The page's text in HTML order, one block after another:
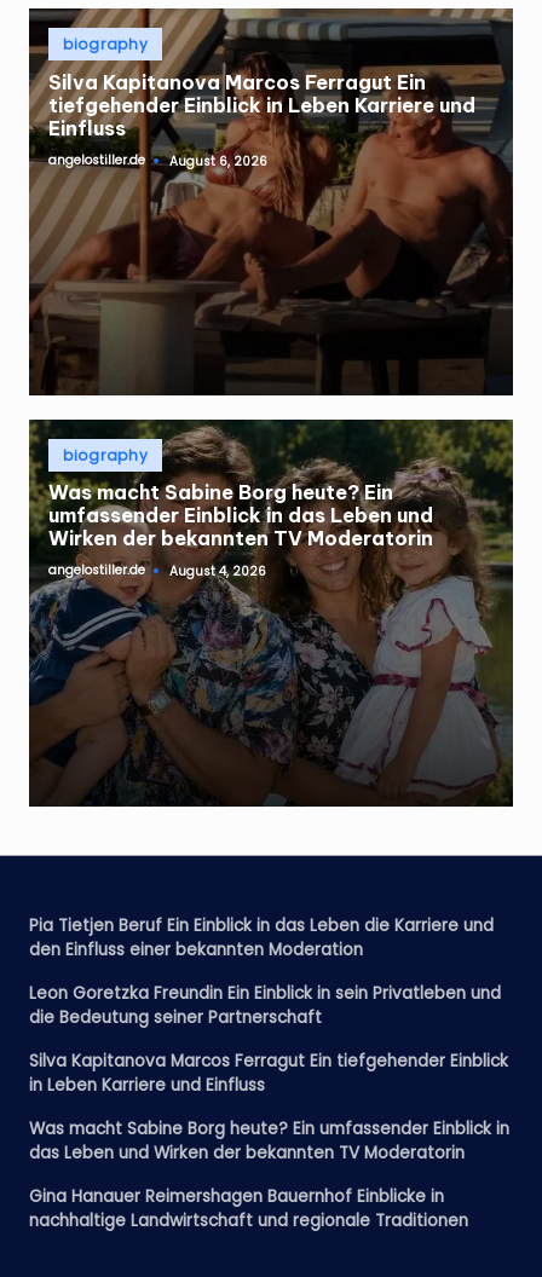
Posted
inbiography
Silva Kapitanova Marcos Ferragut Ein
tiefgehender Einblick in Leben Karriere und
Einfluss
Posted
by
angelostiller.de August 6, 2026
Posted
biography
Was macht Sabine Borg heute? Ein
umfassender Einblick in das Leben und
Wirken der bekannten TV Moderatorin
Posted
by
angelostiller.de August 4, 2026
Pia Tietjen Beruf Ein Einblick in das Leben die Karriere und
den Einfluss einer bekannten Moderation
Leon Goretzka Freundin Ein Einblick in sein Privatleben und
die Bedeutung seiner Partnerschaft
Silva Kapitanova Marcos Ferragut Ein tiefgehender Einblick
in Leben Karriere und Einfluss
Was macht Sabine Borg heute? Ein umfassender Einblick in
das Leben und Wirken der bekannten TV Moderatorin
Gina Hanauer Reimershagen Bauernhof Einblicke in
nachhaltige Landwirtschaft und regionale Traditionen